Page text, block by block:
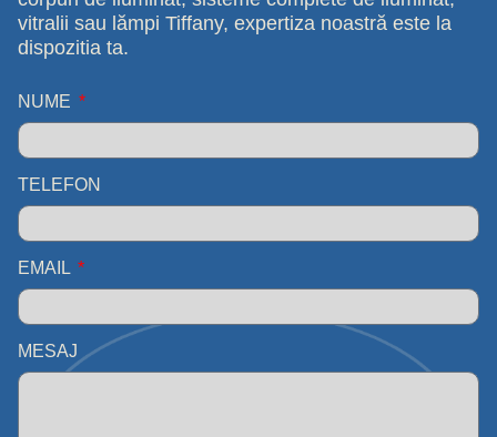
vitralii sau lămpi Tiffany, expertiza noastră este la
dispozitia ta.
NUME
TELEFON
EMAIL
MESAJ